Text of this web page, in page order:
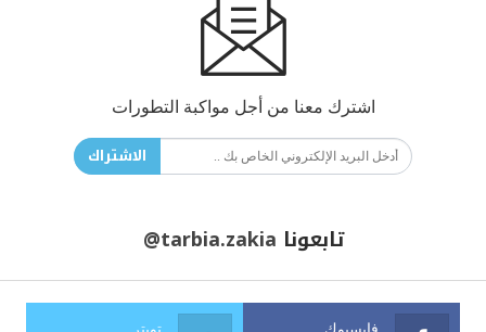
اشترك معنا من أجل مواكبة التطورات
الاشتراك
تابعونا @tarbia.zakia